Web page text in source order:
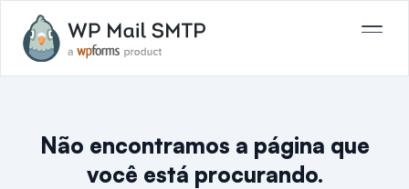
Não encontramos a página que
você está procurando.